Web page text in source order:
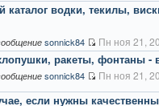
каталог водки, текилы,
sonnick84 Пн ноя 21,
ракеты, фонтаны -
sonnick84 Пн ноя 21,
если нужны